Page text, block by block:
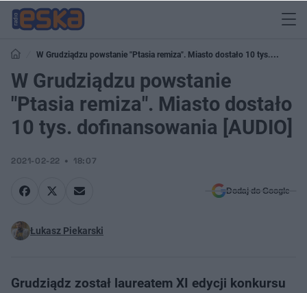
W Grudziądzu powstanie "Ptasia remiza". Miasto dostało 10 tys.
dofinansowania [AUDIO]
W Grudziądzu powstanie
"Ptasia remiza". Miasto dostało
10 tys. dofinansowania [AUDIO]
2021-02-22 18:07
Dodaj do Google
Łukasz Piekarski
Grudziądz został laureatem XI edycji konkursu